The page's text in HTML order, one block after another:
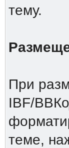
тему.
При
IBF/
теме,